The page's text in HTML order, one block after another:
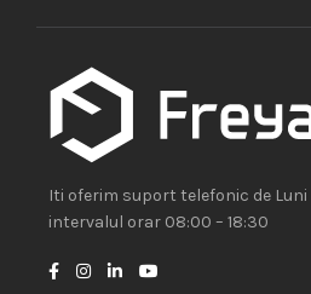
Iti oferim suport telefonic de Luni
intervalul orar 08:00 – 18:30